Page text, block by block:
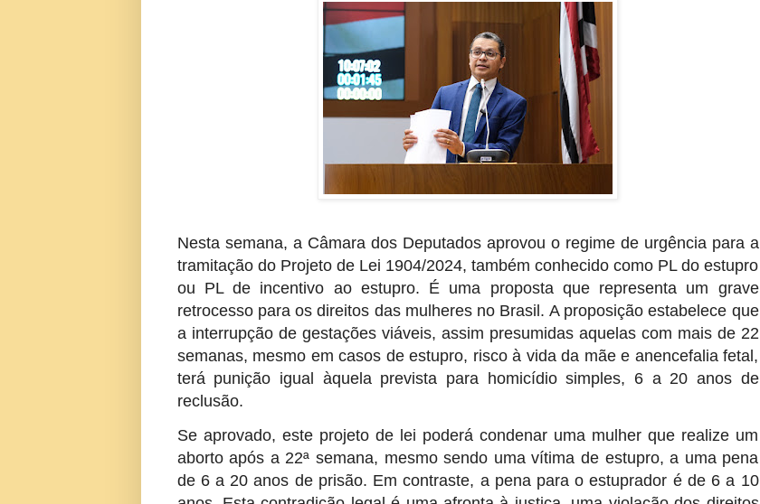
Nesta semana, a Câmara dos Deputados aprovou o regime de urgência para a
tramitação do Projeto de Lei 1904/2024, também conhecido como PL do estupro
ou PL de incentivo ao estupro. É uma proposta que representa um grave
retrocesso para os direitos das mulheres no Brasil. A proposição estabelece que
a interrupção de gestações viáveis, assim presumidas aquelas com mais de 22
semanas, mesmo em casos de estupro, risco à vida da mãe e anencefalia fetal,
terá punição igual àquela prevista para homicídio simples, 6 a 20 anos de
reclusão.
Se aprovado, este projeto de lei poderá condenar uma mulher que realize um
aborto após a 22ª semana, mesmo sendo uma vítima de estupro, a uma pena
de 6 a 20 anos de prisão. Em contraste, a pena para o estuprador é de 6 a 10